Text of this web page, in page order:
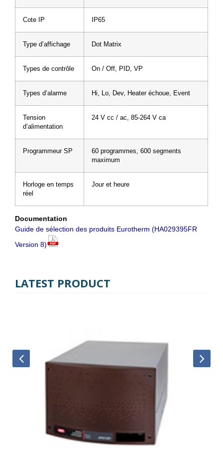
Cote IP IP65
Type d’affichage Dot Matrix
Types de contrôle On / Off, PID, VP
Types d’alarme Hi, Lo, Dev, Heater échoue, Event
Tension
d’alimentation
24 V cc / ac, 85-264 V ca
Programmeur SP
60 programmes, 600 segments
maximum
Horloge en temps
réel
Jour et heure
Documentation
Guide de sélection des produits Eurotherm (HA029395FR
Version 8)
LATEST PRODUCT